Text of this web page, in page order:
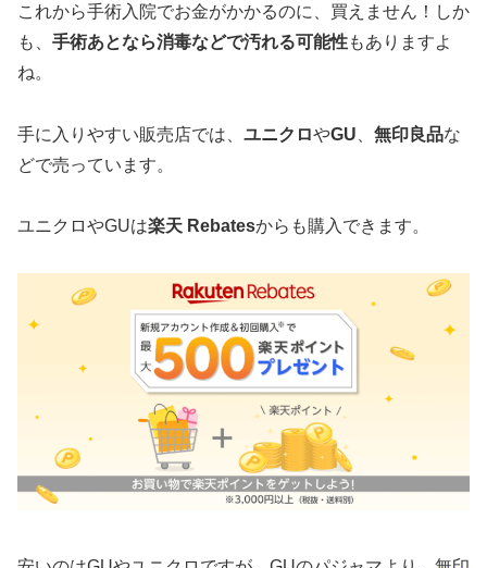
これから手術入院でお金がかかるのに、買えません！しか
も、 手術あとなら消毒などで汚れる可能性もありますよ
ね。
手に入りやすい販売店では、 ユニクロやGU 無印良品な
どで売っています。
ユニクロやGUは楽天 Rebatesからも購入できます。